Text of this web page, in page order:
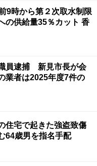
9時から第２次取水制限
供給量35％カット 香
員逮捕 新見市長が会
業者は2025年度7件の
住宅で起きた強盗致傷
歳男を指名手配